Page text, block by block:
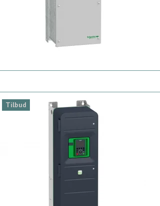
Tilbud